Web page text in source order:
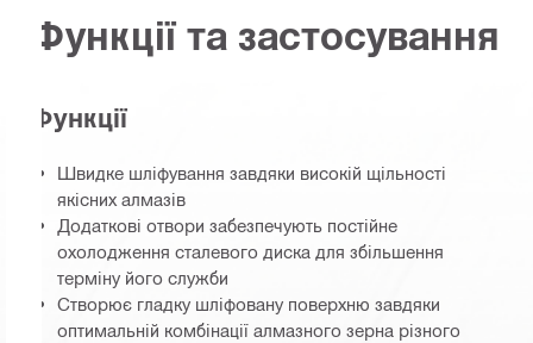
Функції та застосування
Функції
Швидке шліфування завдяки високій щільності
якісних алмазів
Додаткові отвори забезпечують постійне
охолодження сталевого диска для збільшення
терміну його служби
Створює гладку шліфовану поверхню завдяки
оптимальній комбінації алмазного зерна різного